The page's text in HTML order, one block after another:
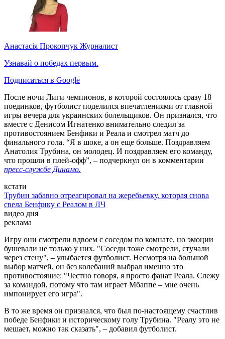
Анастасія Прокопчук Журналист
Узнавай о победах первым.
Подписаться в Google
После ночи Лиги чемпионов, в которой состоялось сразу 18
поединков, футболист поделился впечатлениями от главной
игры вечера для украинских болельщиков. Он признался, что
вместе с Денисом Игнатенко внимательно следил за
противостоянием Бенфики и Реала и смотрел матч до
финального гола. “Я в шоке, а он еще больше. Поздравляем
Анатолия Трубина, он молодец. И поздравляем его команду,
что прошли в плей-офф”, – подчеркнул он в комментарии
пресс-службе Динамо.
кстати
Трубин забавно отреагировал на жеребьевку, которая снова
свела Бенфику с Реалом в ЛЧ
видео дня
реклама
Игру они смотрели вдвоем с соседом по комнате, но эмоции
бушевали не только у них. "Соседи тоже смотрели, стучали
через стену", – улыбается футболист. Несмотря на большой
выбор матчей, он без колебаний выбрал именно это
противостояние: "Честно говоря, я просто фанат Реала. Слежу
за командой, потому что там играет Мбаппе – мне очень
импонирует его игра".
В то же время он признался, что был по-настоящему счастлив
победе Бенфики и историческому голу Трубина. "Реалу это не
мешает, можно так сказать", – добавил футболист.